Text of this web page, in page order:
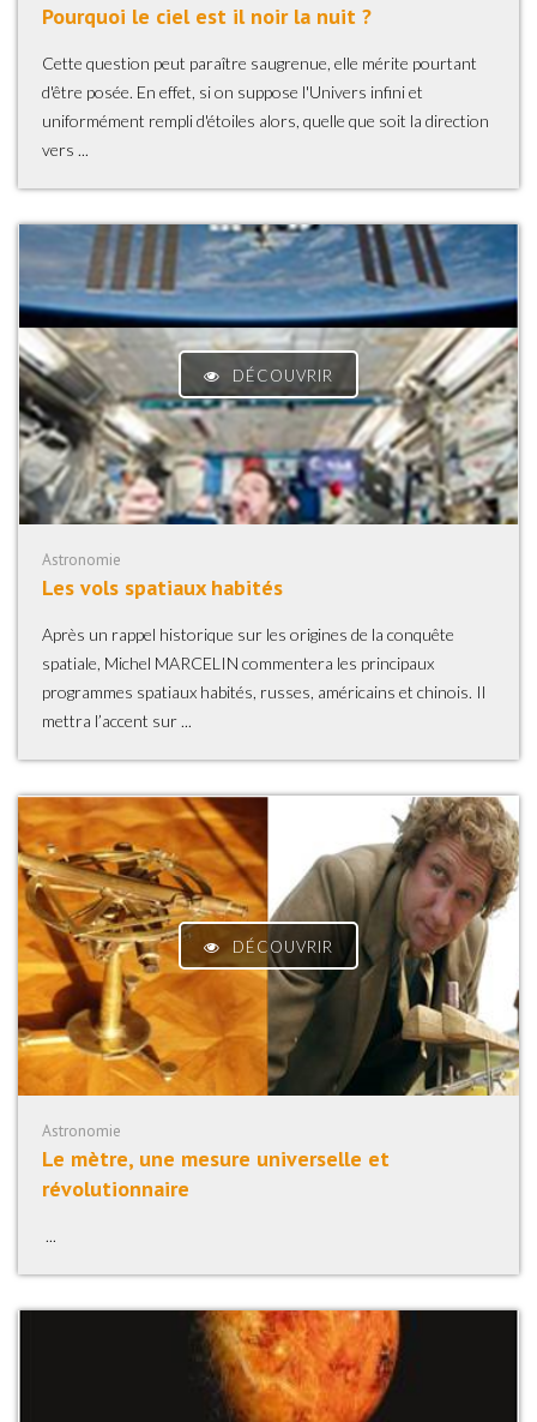
Pourquoi le ciel est il noir la nuit ?
Cette question peut paraître saugrenue, elle mérite pourtant
d'être posée. En effet, si on suppose l'Univers infini et
uniformément rempli d'étoiles alors, quelle que soit la direction
vers ...
DÉCOUVRIR
Astronomie
Les vols spatiaux habités
Après un rappel historique sur les origines de la conquête
spatiale, Michel MARCELIN commentera les principaux
programmes spatiaux habités, russes, américains et chinois. Il
mettra l’accent sur ...
DÉCOUVRIR
Astronomie
Le mètre, une mesure universelle et
révolutionnaire
...